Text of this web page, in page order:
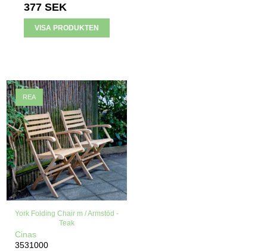
377 SEK
VISA PRODUKTEN
REA
York Folding Chair m / Armstöd -
Teak
Cinas
3531000